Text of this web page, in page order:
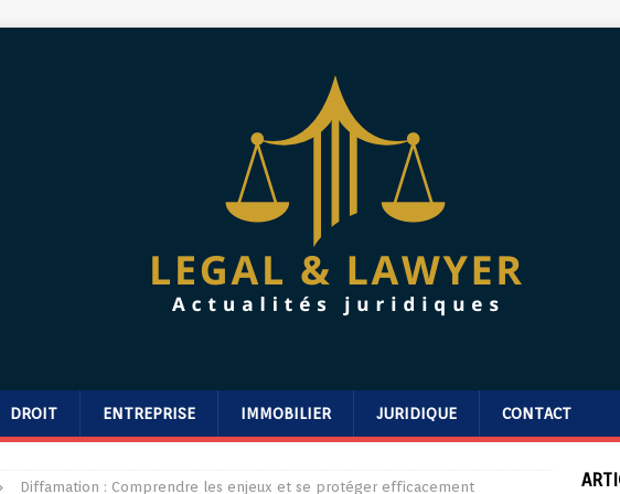
DROIT ENTREPRISE IMMOBILIER JURIDIQUE CONTACT
Diffamation : Comprendre les enjeux et se protéger efficacement